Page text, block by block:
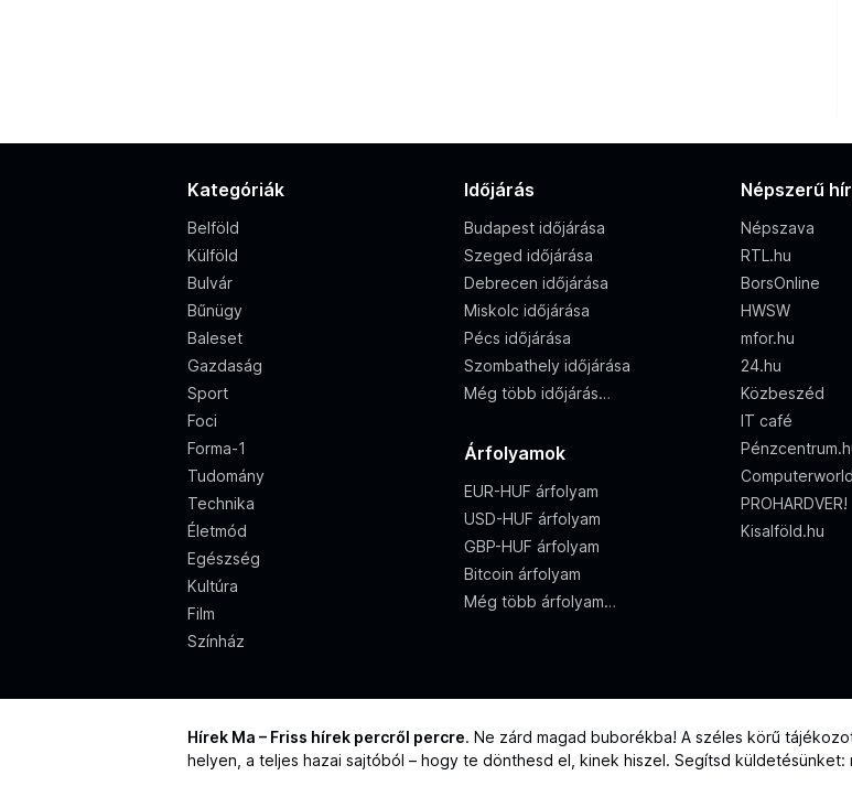
Kategóriák
Belföld
Külföld
Bulvár
Bűnügy
Baleset
Gazdaság
Sport
Foci
Forma-1
Tudomány
Technika
Életmód
Egészség
Kultúra
Film
Színház
Időjárás
Budapest időjárása
Szeged időjárása
Debrecen időjárása
Miskolc időjárása
Pécs időjárása
Szombathely időjárása
Még több időjárás…
Árfolyamok
EUR-HUF árfolyam
USD-HUF árfolyam
GBP-HUF árfolyam
Bitcoin árfolyam
Még több árfolyam…
Népszerű
Népszava
RTL.hu
BorsOnline
HWSW
mfor.hu
24.hu
Közbeszéd
IT café
Computerworld
PROHARDVER!
Kisalföld.hu
Hírek Ma – Friss hírek percről percre. Ne zárd magad buborékba! A széles körű
helyen, a teljes hazai sajtóból – hogy te dönthesd el, kinek hiszel. Segítsd küldetésünket: